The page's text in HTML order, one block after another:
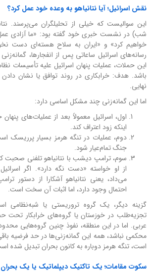
نقش اسرائیل؛ آیا نتانیاهو به وعده خود عمل کرد؟
این سوالیست که خیلی از تحلیلگران می‌پرسند.
شب) در نشست خبری خود گفته بود: «ما آزادی
خواهیم کرد» و «ایران به سلاح هسته‌ای دست
رسانه‌های اسرائیل ساعاتی پس از انفجارها،
این حملات، عملیات پنهان اسرائیل علیه تأسیسات
باشد. هدف: خرابکاری در روند توافق یا نشان
نهایی.
اما این گمانه‌زنی چند مشکل اساسی دارد:
اول، اسرائیل معمولاً بعد از عملیات‌های
اینکه زود اعتراف کند.
دوم، عملیات در تنگه هرمز بسیار پرریسک
جنگ تمام‌عیار شود.
سوم، ترامپ دیشب با نتانیاهو تلفنی صحبت
از او خواسته «دست نگه دارد». اگر
می‌داد، یعنی نتانیاهو آشکارا از دستور
احتمال وجود دارد، اما اثبات آن سخت است.
گزینه دیگر، یک گروه تروریستی یا شبه‌نظامی
تجزیه‌طلب در خوزستان یا گروه‌های خرابکار تحت
عربی. اما در این منطقه، نفوذ چنین گروه‌هایی
محکمی نباشد، همه این گمانه‌زنی‌ها در حد فرضیه
است، تنگه هرمز دوباره به کانون بحران تبدیل شده
سکوت مقامات؛ یک تاکتیک دیپلماتیک یا یک